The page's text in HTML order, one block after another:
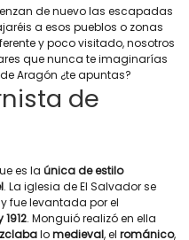
de nuevo las escapadas
a esos pueblos o zonas
y poco visitado, nosotros
que nunca te imaginarías
Aragón ¿te apuntas?
de
es la única de estilo
. La iglesia de El Salvador se
fue levantada por el
1912. Monguió realizó en ella
lomedieval, el románico,